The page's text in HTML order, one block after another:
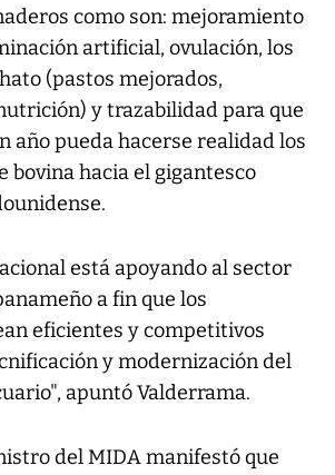
como son: mejoramiento
artificial, ovulación, los
(pastos mejorados,
y trazabilidad para que
año pueda hacerse realidad los
bovina hacia el gigantesco
está apoyando al sector
a fin que los
eficientes y competitivos
y modernización del
apuntó Valderrama.
del MIDA manifestó que